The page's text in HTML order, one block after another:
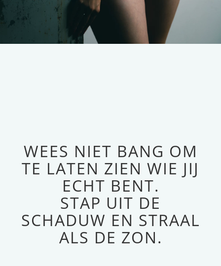
WEES NIET BANG OM
TE LATEN ZIEN WIE JIJ
ECHT BENT.
STAP UIT DE
SCHADUW EN STRAAL
ALS DE ZON.